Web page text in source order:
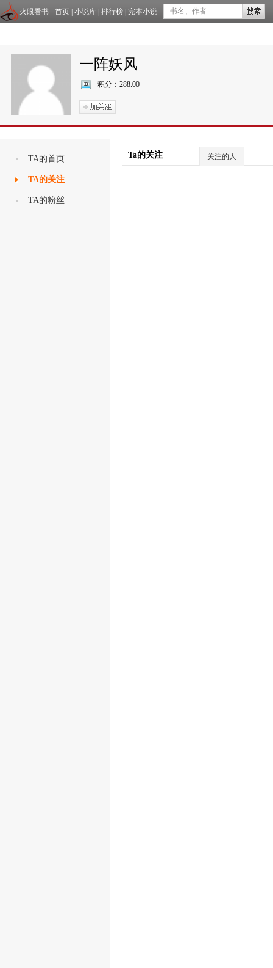
火眼看书 首页 小说库 排行榜 完本小说
一阵妖风
积分： 288.00
TA的首页
TA的关注
TA的粉丝
Ta的关注 关注的人